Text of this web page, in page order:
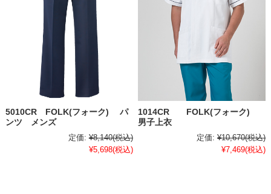
5010CR FOLK(フォーク) パ
ンツ メンズ
定価: ¥8,140(税込)
¥5,698(税込)
1014CR FOLK(フォーク)
男子上衣
定価: ¥10,670(税込)
¥7,469(税込)